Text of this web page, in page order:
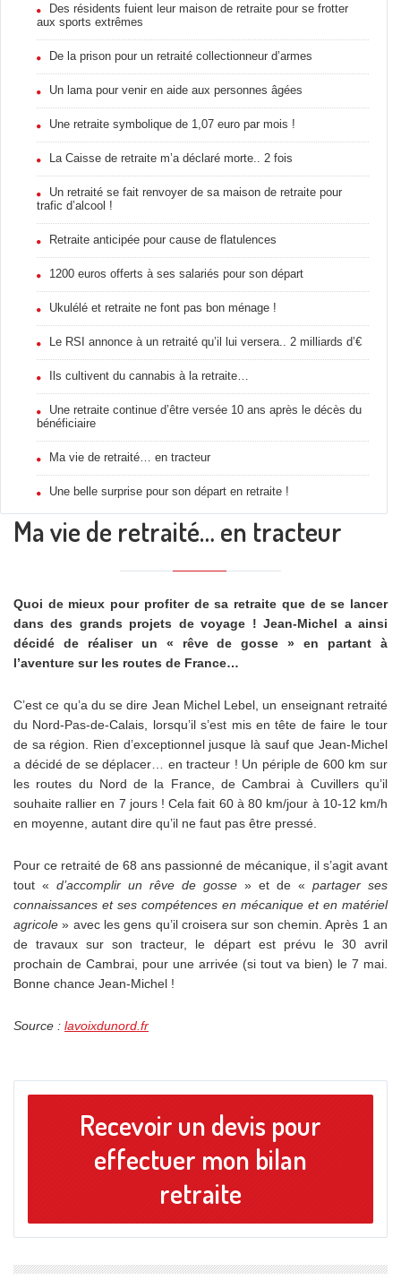
Des résidents fuient leur maison de retraite pour se frotter
aux sports extrêmes
De la prison pour un retraité collectionneur d’armes
Un lama pour venir en aide aux personnes âgées
Une retraite symbolique de 1,07 euro par mois !
La Caisse de retraite m’a déclaré morte.. 2 fois
Un retraité se fait renvoyer de sa maison de retraite pour
trafic d’alcool !
Retraite anticipée pour cause de flatulences
1200 euros offerts à ses salariés pour son départ
Ukulélé et retraite ne font pas bon ménage !
Le RSI annonce à un retraité qu’il lui versera.. 2 milliards d’€
Ils cultivent du cannabis à la retraite…
Une retraite continue d’être versée 10 ans après le décès du
bénéficiaire
Ma vie de retraité… en tracteur
Une belle surprise pour son départ en retraite !
Ma vie de retraité… en tracteur
Quoi de mieux pour profiter de sa retraite que de se lancer
dans des grands projets de voyage ! Jean-Michel a ainsi
décidé de réaliser un « rêve de gosse » en partant à
l’aventure sur les routes de France…
C’est ce qu’a du se dire Jean Michel Lebel, un enseignant retraité
du Nord-Pas-de-Calais, lorsqu’il s’est mis en tête de faire le tour
de sa région. Rien d’exceptionnel jusque là sauf que Jean-Michel
a décidé de se déplacer… en tracteur ! Un périple de 600 km sur
les routes du Nord de la France, de Cambrai à Cuvillers qu’il
souhaite rallier en 7 jours ! Cela fait 60 à 80 km/jour à 10-12 km/h
en moyenne, autant dire qu’il ne faut pas être pressé.
Pour ce retraité de 68 ans passionné de mécanique, il s’agit avant
tout « d’accomplir un rêve de gosse » et de « partager ses
connaissances et ses compétences en mécanique et en matériel
agricole » avec les gens qu’il croisera sur son chemin. Après 1 an
de travaux sur son tracteur, le départ est prévu le 30 avril
prochain de Cambrai, pour une arrivée (si tout va bien) le 7 mai.
Bonne chance Jean-Michel !
Source : lavoixdunord.fr
Recevoir un devis pour
effectuer mon bilan
retraite